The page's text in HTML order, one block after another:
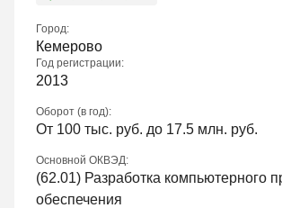
Город:
Кемерово
Год регистрации:
2013
Оборот (в год):
От 100 тыс. руб. до 17.5 млн. руб.
Основной ОКВЭД:
(62.01) Разработка компьютерного
обеспечения